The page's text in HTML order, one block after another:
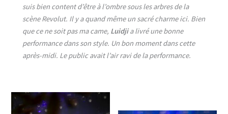
suis bien content d’être à l’ombre sous les arbres de la
scène Revolut. Il y a quand même un sacré charme ici. Bien
que ce ne soit pas ma came, Luidjia livré une bonne
performance dans son style. Un bon moment dans cette
après-midi. Le public avait l’air ravi de la performance.